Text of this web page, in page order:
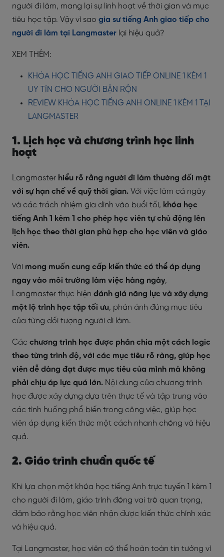
người đi làm, mang lại sự linh hoạt về thời gian và mục
tiêu học tập. Vậy vì sao gia sư tiếng Anh giao tiếp cho
người đi làm tại Langmaster lại hiệu quả?
XEM THÊM:
KHÓA HỌC TIẾNG ANH GIAO TIẾP ONLINE 1 KÈM 1
UY TÍN CHO NGƯỜI BẬN RỘN
REVIEW KHÓA HỌC TIẾNG ANH ONLINE 1 KÈM 1 TẠI
LANGMASTER
1. Lịch học và chương trình học linh
hoạt
Langmaster hiểu rõ rằng người đi làm thường đối mặt
với sự hạn chế về quỹ thời gian. Với việc làm cả ngày
và các trách nhiệm gia đình vào buổi tối, khóa học
tiếng Anh 1 kèm 1 cho phép học viên tự chủ động lên
lịch học theo thời gian phù hợp cho học viên và giáo
viên.
Với mong muốn cung cấp kiến thức có thể áp dụng
ngay vào môi trường làm việc hàng ngày,
Langmaster thực hiện đánh giá năng lực và xây dựng
một lộ trình học tập tối ưu, phản ánh đúng mục tiêu
của từng đối tượng người đi làm.
Các chương trình học được phân chia một cách logic
theo từng trình độ, với các mục tiêu rõ ràng, giúp học
viên dễ dàng đạt được mục tiêu của mình mà không
phải chịu áp lực quá lớn. Nội dung của chương trình
học được xây dựng dựa trên thực tế và tập trung vào
các tình huống phổ biến trong công việc, giúp học
viên áp dụng kiến thức một cách nhanh chóng và hiệu
quả.
2. Giáo trình chuẩn quốc tế
Khi lựa chọn một khóa học tiếng Anh trực tuyến 1 kèm 1
cho người đi làm, giáo trình đóng vai trò quan trọng,
đảm bảo rằng học viên nhận được kiến thức chính xác
và hiệu quả.
Tại Langmaster, học viên có thể hoàn toàn tin tưởng vì